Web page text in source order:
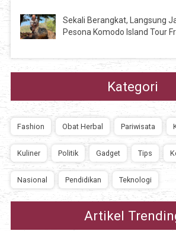
Sekali Berangkat, Langsung
Pesona Komodo Island Tour
Kategori
Fashion Obat Herbal Pariwisata
Kuliner Politik Gadget Tips
Nasional Pendidikan Teknologi
Artikel